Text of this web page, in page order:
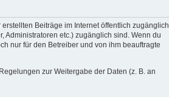
Beiträge im Internet öffentlich zugänglich
Administratoren etc.) zugänglich sind. Wenn du
nur für den Betreiber und von ihm beauftragte
zur Weitergabe der Daten (z. B. an